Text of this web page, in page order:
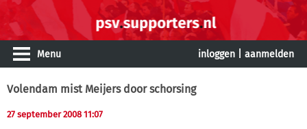
Menu inloggen aanmelden
Volendam mist Meijers door schorsing
27 september 2008 11:07